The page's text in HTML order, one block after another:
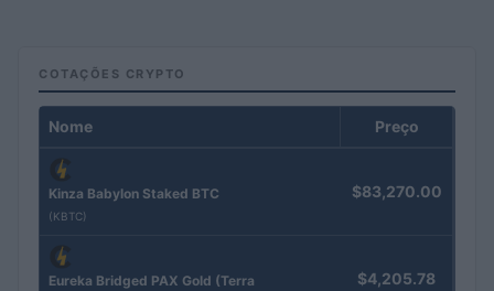
COTAÇÕES CRYPTO
Nome Preço
Kinza Babylon Staked BTC
(KBTC)
$83,270.00
Eureka Bridged PAX Gold (Terra $4,205.78